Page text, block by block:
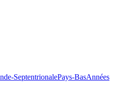
SeptentrionalePays-BasAnnées